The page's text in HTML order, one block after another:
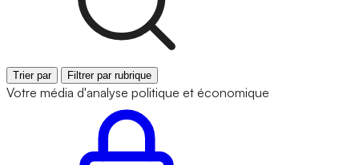
Trier par Filtrer par rubrique
Votre média d'analyse politique et économique